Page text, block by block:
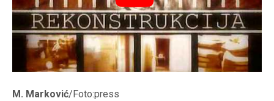
M. Marković/Foto:press